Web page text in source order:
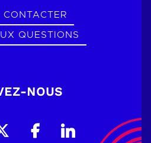
CONTACTER
QUESTIONS
NOUS